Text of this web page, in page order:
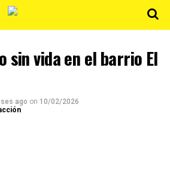
sin vida en el barrio El
ago on 10/02/2026